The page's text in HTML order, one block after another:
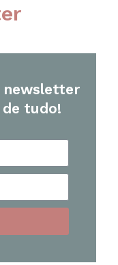
newsletter
tudo!